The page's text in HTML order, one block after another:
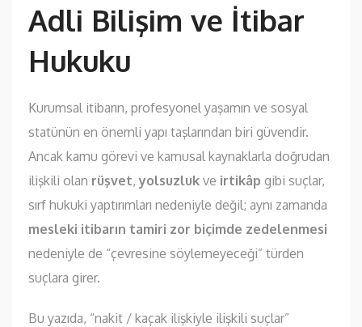
Adli Bilişim ve İtibar
Hukuku
Kurumsal itibarın, profesyonel yaşamın ve sosyal
statünün en önemli yapı taşlarından biri güvendir.
Ancak kamu görevi ve kamusal kaynaklarla doğrudan
ilişkili olan rüşvet,yolsuzluk ve irtikâp gibi suçlar,
sırf hukuki yaptırımları nedeniyle değil; aynı zamanda
mesleki itibarın tamiri zor biçimde zedelenmesi
nedeniyle de “çevresine söylemeyeceği” türden
suçlara girer.
Bu yazıda, “nakit / kaçak ilişkiyle ilişkili suçlar”